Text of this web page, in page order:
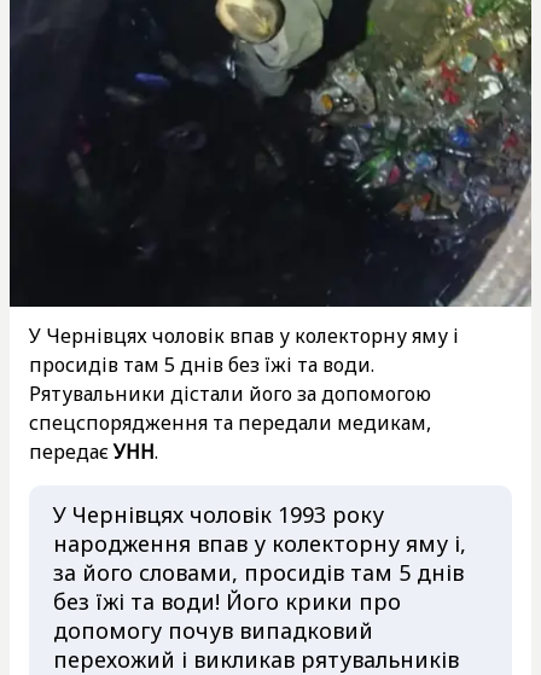
У Чернівцях чоловік впав у колекторну яму і
просидів там 5 днів без їжі та води.
Рятувальники дістали його за допомогою
спецспорядження та передали медикам,
передаєУНН.
У Чернівцях чоловік 1993 року
народження впав у колекторну яму і,
за його словами, просидів там 5 днів
без їжі та води! Його крики про
допомогу почув випадковий
перехожий і викликав рятувальників